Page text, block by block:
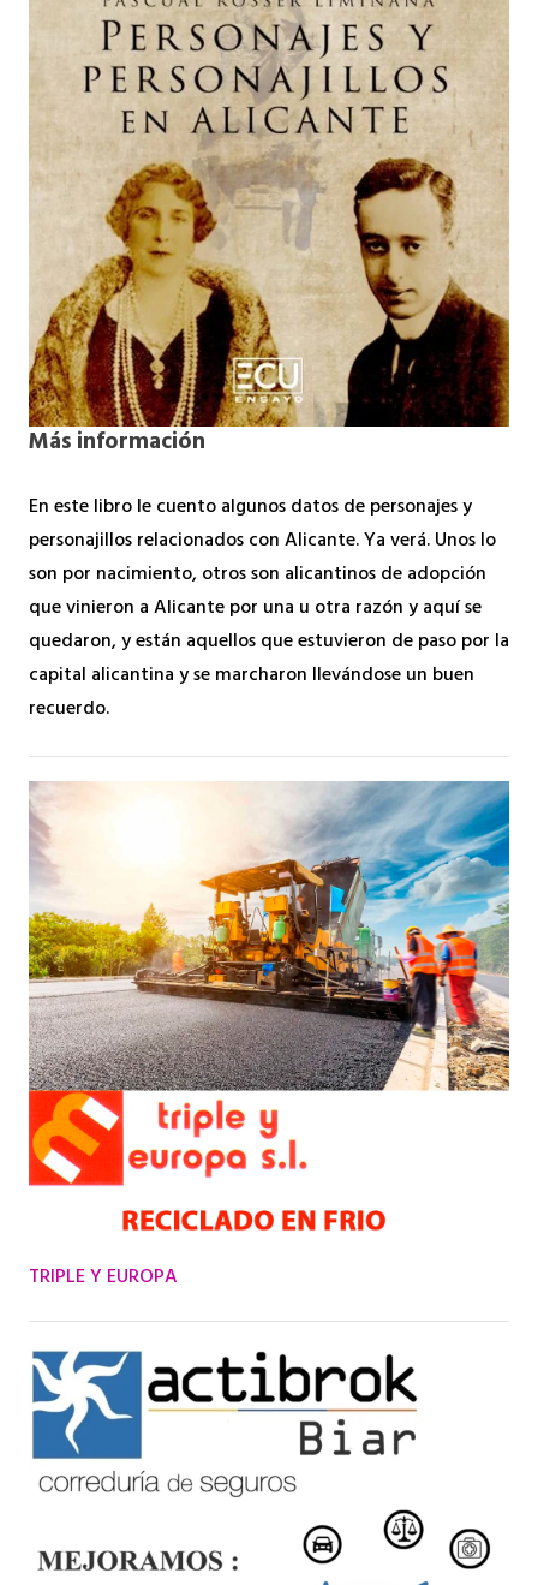
Más información
En este libro le cuento algunos datos de personajes y
personajillos relacionados con Alicante. Ya verá. Unos lo
son por nacimiento, otros son alicantinos de adopción
que vinieron a Alicante por una u otra razón y aquí se
quedaron, y están aquellos que estuvieron de paso por la
capital alicantina y se marcharon llevándose un buen
recuerdo.
TRIPLE Y EUROPA